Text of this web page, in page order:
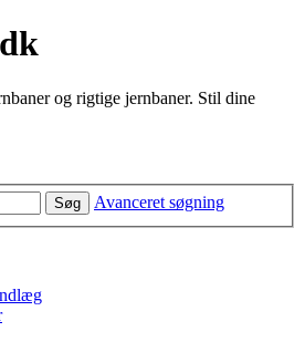
og rigtige jernbaner. Stil dine
Søg Avanceret søgning